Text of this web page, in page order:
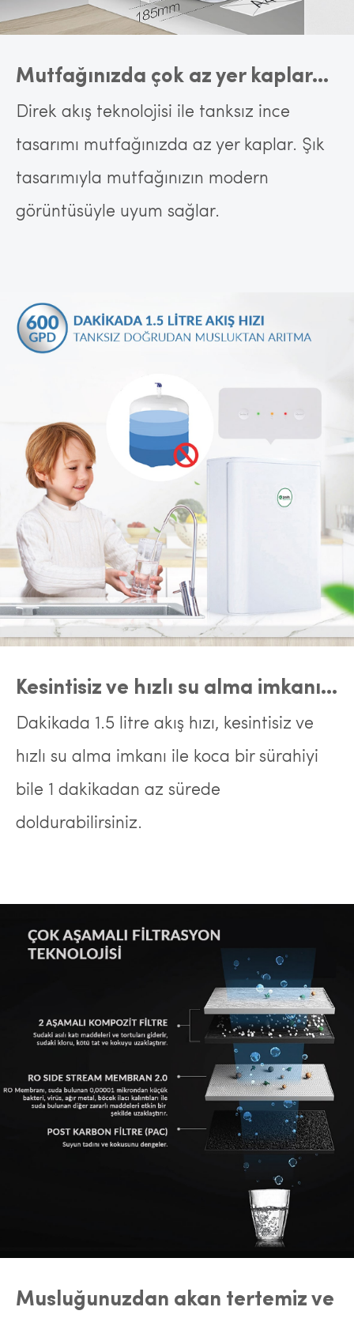
Mutfağınızda çok az yer kaplar...
Direk akış teknolojisi ile tanksız ince
tasarımı mutfağınızda az yer kaplar. Şık
tasarımıyla mutfağınızın modern
görüntüsüyle uyum sağlar.
Kesintisiz ve hızlı su alma imkanı...
Dakikada 1.5 litre akış hızı, kesintisiz ve
hızlı su alma imkanı ile koca bir sürahiyi
bile 1 dakikadan az sürede
doldurabilirsiniz.
Musluğunuzdan akan tertemiz ve